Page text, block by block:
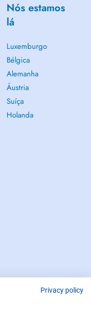
Nós estamos
lá
Luxemburgo
Bélgica
Alemanha
Áustria
Suíça
Holanda
Privacy policy